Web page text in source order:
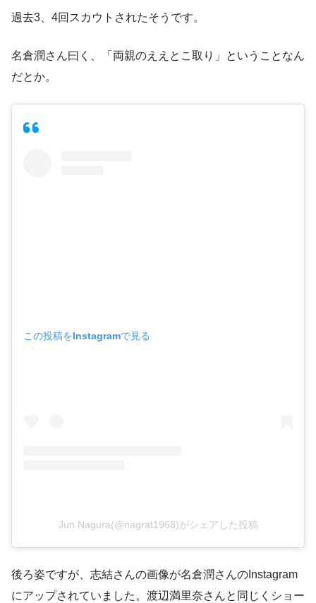
過去3、4回スカウトされたそうです。
名倉潤さん曰く、「両親のええとこ取り」ということなん
だとか。
この投稿をInstagramで見る
Jun Nagura(@nagrat1968)がシェアした投稿
後ろ姿ですが、志結さんの画像が名倉潤さんのInstagram
にアップされていました。渡辺満里奈さんと同じくショー